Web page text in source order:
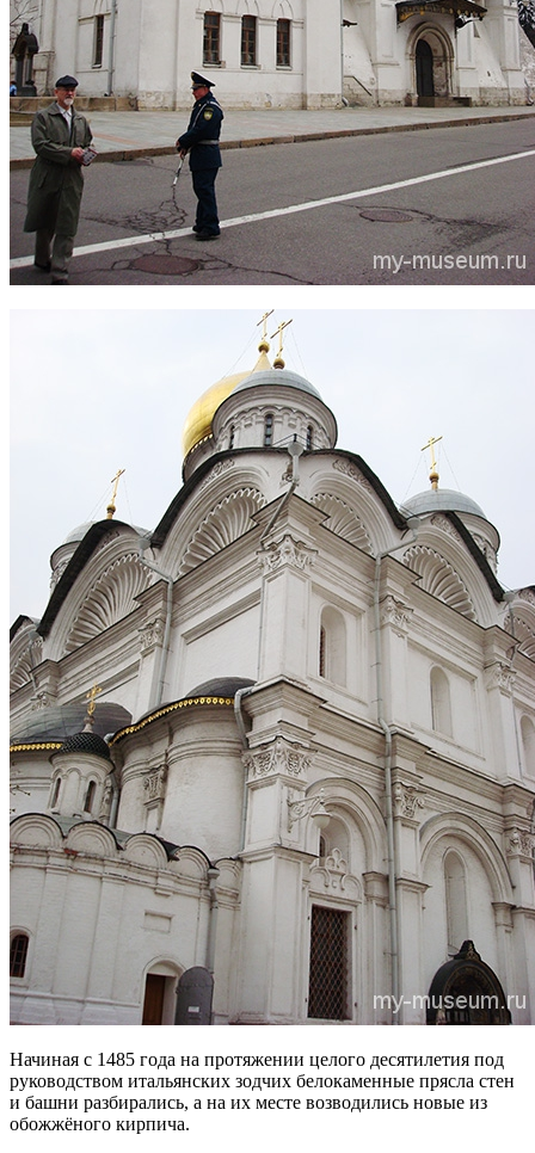
Начиная с 1485 года на протяжении целого десятилетия под
руководством итальянских зодчих белокаменные прясла стен
и башни разбирались, а на их месте возводились новые из
обожжёного кирпича.